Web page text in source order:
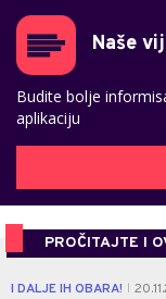
Naše
Budite bolje
aplikaciju
PROČITAJTE I
I DALJE IH OBARA!